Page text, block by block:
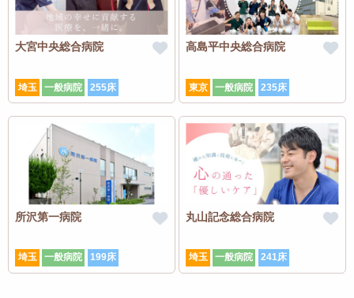
大宮中央総合病院
埼玉 一般病院 255床
高島平中央総合病院
東京 一般病院 235床
所沢第一病院
埼玉 一般病院 199床
丸山記念総合病院
埼玉 一般病院 241床